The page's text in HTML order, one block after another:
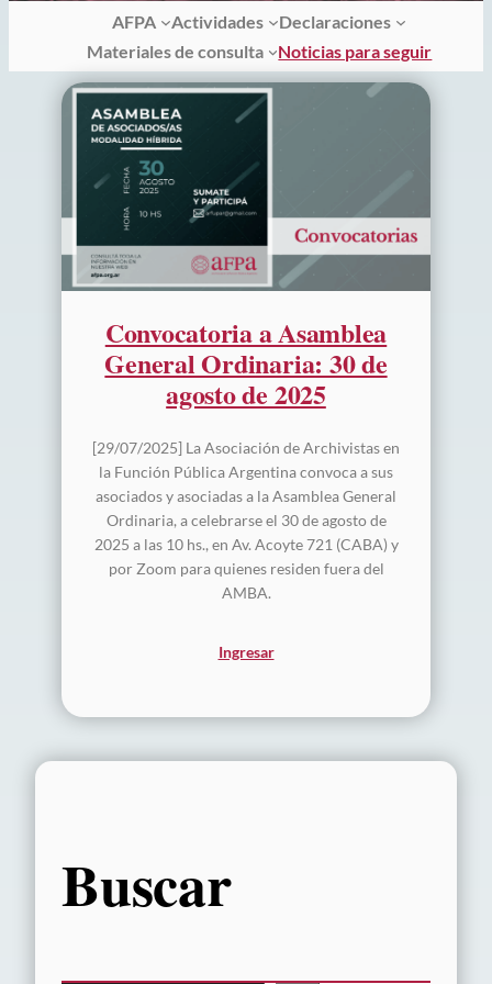
AFPA Actividades
Declaraciones
Materiales de consulta
Noticias para seguir
Convocatoria a Asamblea
General Ordinaria: 30 de
agosto de 2025
[29/07/2025] La Asociación de Archivistas en
la Función Pública Argentina convoca a sus
asociados y asociadas a la Asamblea General
Ordinaria, a celebrarse el 30 de agosto de
2025 a las 10 hs., en Av. Acoyte 721 (CABA) y
por Zoom para quienes residen fuera del
AMBA.
Ingresar
Buscar